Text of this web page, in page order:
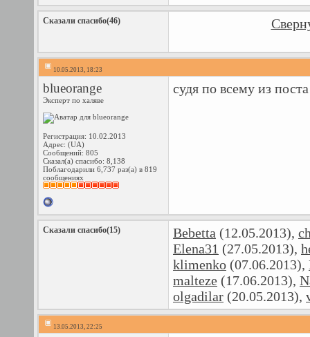
Сказали спасибо(46)
10.05.2013, 18:23
blueorange
Эксперт по халяве
Регистрация: 10.02.2013
Адрес: (UA)
Сообщений: 805
Сказал(а) спасибо: 8,138
Поблагодарили 6,737 раз(а) в 819
сообщениях
судя по всему из
Сказали спасибо(15) Bebetta (12.05.2013),
Elena31 (27.05.2013),
klimenko (07.06.2013),
malteze (17.06.2013),
olgadilar (20.05.2013),
13.05.2013, 22:25